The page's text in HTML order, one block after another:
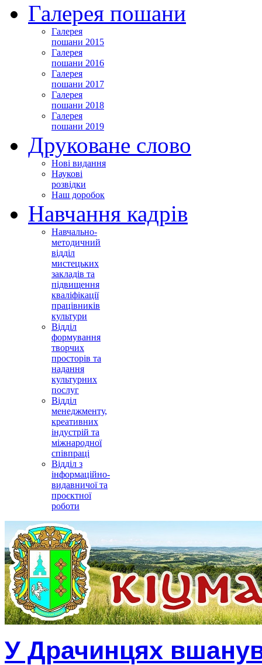
Галерея пошани
Галерея
пошани 2015
Галерея
пошани 2016
Галерея
пошани 2017
Галерея
пошани 2018
Галерея
пошани 2019
Друковане слово
Нові видання
Наукові
розвідки
Наш доробок
Навчання кадрів
Навчально-
методичний
відділ
мистецьких
закладів та
підвищення
кваліфікації
працівників
культури
Відділ
формування
творчих
просторів та
надання
культурних
послуг
Відділ
менеджменту,
креативних
індустрій та
міжнародної
співпраці
Відділ з
інформаційно-
видавничої та
проєктної
роботи
У Драчинцях